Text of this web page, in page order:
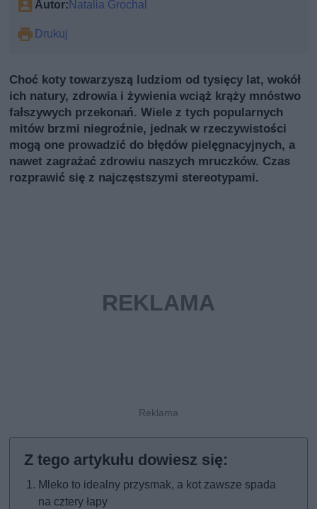
Autor: Natalia Grochal
Drukuj
Choć koty towarzyszą ludziom od tysięcy lat, wokół
ich natury, zdrowia i żywienia wciąż krąży mnóstwo
fałszywych przekonań. Wiele z tych popularnych
mitów brzmi niegroźnie, jednak w rzeczywistości
mogą one prowadzić do błędów pielęgnacyjnych, a
nawet zagrażać zdrowiu naszych mruczków. Czas
rozprawić się z najczęstszymi stereotypami.
Mleko to idealny przysmak, a kot zawsze spada
na cztery łapy